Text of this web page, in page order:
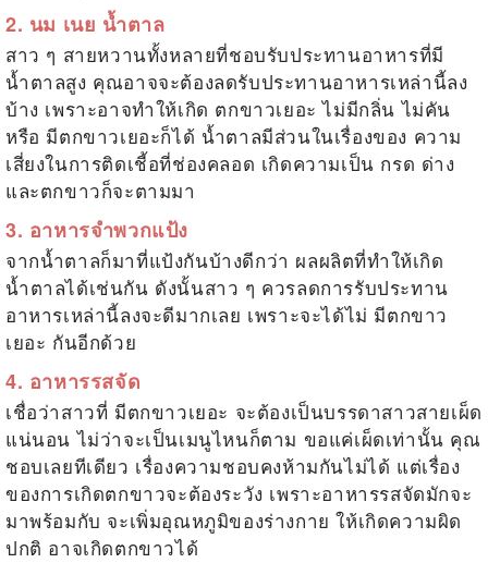
2. นม เนย น้ำตาล
สาว ๆ สายหวานทั้งหลายที่ชอบรับประทานอาหารที่มี
น้ำตาลสูง คุณอาจจะต้องลดรับประทานอาหารเหล่านี้ลง
บ้าง เพราะอาจทำให้เกิด ตกขาวเยอะ ไม่มีกลิ่น ไม่คัน
หรือ มีตกขาวเยอะก็ได้ น้ำตาลมีส่วนในเรื่องของ ความ
เสี่ยงในการติดเชี้อที่ช่องคลอด เกิดความเป็น กรด ด่าง
และตกขาวก็จะตามมา
3. อาหารจำพวกแป้ง
จากน้ำตาลก็มาที่แป้งกันบ้างดีกว่า ผลผลิตที่ทำให้เกิด
น้ำตาลได้เช่นกัน ดังนั้นสาว ๆ ควรลดการรับประทาน
อาหารเหล่านี้ลงจะดีมากเลย เพราะจะได้ไม่ มีตกขาว
เยอะ กันอีกด้วย
4. อาหารรสจัด
เชื่อว่าสาวที่ มีตกขาวเยอะ จะต้องเป็นบรรดาสาวสายเผ็ด
แน่นอน ไม่ว่าจะเป็นเมนูไหนก็ตาม ขอแค่เผ็ดเท่านั้น คุณ
ชอบเลยทีเดียว เรื่องความชอบคงห้ามกันไม่ได้ แต่เรื่อง
ของการเกิดตกขาวจะต้องระวัง เพราะอาหารรสจัดมักจะ
มาพร้อมกับ จะเพิ่มอุณหภูมิของร่างกาย ให้เกิดความผิด
ปกติ อาจเกิดตกขาวได้